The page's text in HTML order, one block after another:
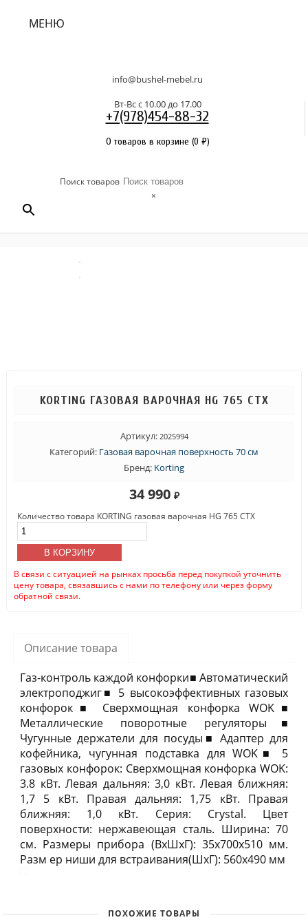
МЕНЮ
info@bushel-mebel.ru
Вт-Вс c 10.00 до 17.00
+7(978)454-88-32
0 товаров в корзине (0 ₽)
Поиск товаров
×
KORTING ГАЗОВАЯ ВАРОЧНАЯ HG 765 CТX
Артикул: 2025994
Категорий: Газовая варочная поверхность 70 см
Бренд: Korting
34 990 ₽
Количество товара KORTING газовая варочная HG 765 CТX
В КОРЗИНУ
В связи с ситуацией на рынках просьба перед покупкой уточнить
цену товара, связавшись с нами по телефону или через форму
обратной связи.
Описание товара
Газ-контроль каждой конфорки■ Автоматический
электроподжиг■ 5 высокоэффективных газовых
конфорок■ Сверхмощная конфорка WOK■
Металлические поворотные регуляторы■
Чугунные держатели для посуды■ Адаптер для
кофейника, чугунная подставка для WOK■ 5
газовых конфорок: Сверхмощная конфорка WOK:
3.8 кВт. Левая дальняя: 3,0 кВт. Левая ближняя:
1,7 5 кВт. Правая дальняя: 1,75 кВт. Правая
ближняя: 1,0 кВт. Серия: Crystal. Цвет
поверхности: нержавеющая сталь. Ширина: 70
см. Размеры прибора (ВхШхГ): 35х700х510 мм.
Разм ер ниши для встраивания(ШхГ): 560х490 мм
ПОХОЖИЕ ТОВАРЫ